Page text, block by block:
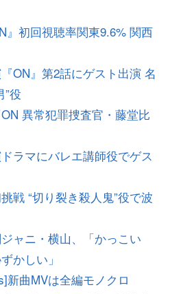
』初回視聴率関東9.6% 関西
ON』第2話にゲスト出演 名
役
異常犯罪捜査官・藤堂比
ラマにバレエ講師役でゲス
戦 “切り裂き殺人鬼”役で波
ャニ・横山、「かっこい
かしい」
新曲MVは全編モノクロ